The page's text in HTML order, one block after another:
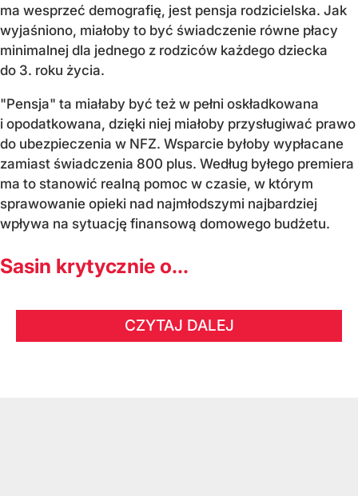
ma wesprzeć demografię, jest pensja rodzicielska. Jak
wyjaśniono, miałoby to być świadczenie równe płacy
minimalnej dla jednego z rodziców każdego dziecka
do 3. roku życia.
"Pensja" ta miałaby być też w pełni oskładkowana
i opodatkowana, dzięki niej miałoby przysługiwać prawo
do ubezpieczenia w NFZ. Wsparcie byłoby wypłacane
zamiast świadczenia 800 plus. Według byłego premiera
ma to stanowić realną pomoc w czasie, w którym
sprawowanie opieki nad najmłodszymi najbardziej
wpływa na sytuację finansową domowego budżetu.
Sasin krytycznie o...
CZYTAJ DALEJ